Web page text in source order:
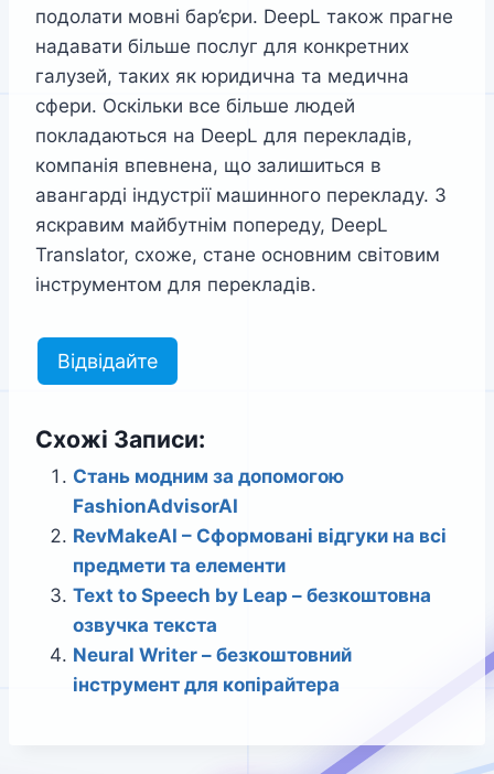
подолати мовні бар’єри. DeepL також прагне
надавати більше послуг для конкретних
галузей, таких як юридична та медична
сфери. Оскільки все більше людей
покладаються на DeepL для перекладів,
компанія впевнена, що залишиться в
авангарді індустрії машинного перекладу. З
яскравим майбутнім попереду, DeepL
Translator, схоже, стане основним світовим
інструментом для перекладів.
Відвідайте
Схожі Записи:
Стань модним за допомогою
FashionAdvisorAI
RevMakeAI – Сформовані відгуки на всі
предмети та елементи
Text to Speech by Leap – безкоштовна
озвучка текста
Neural Writer – безкоштовний
інструмент для копірайтера